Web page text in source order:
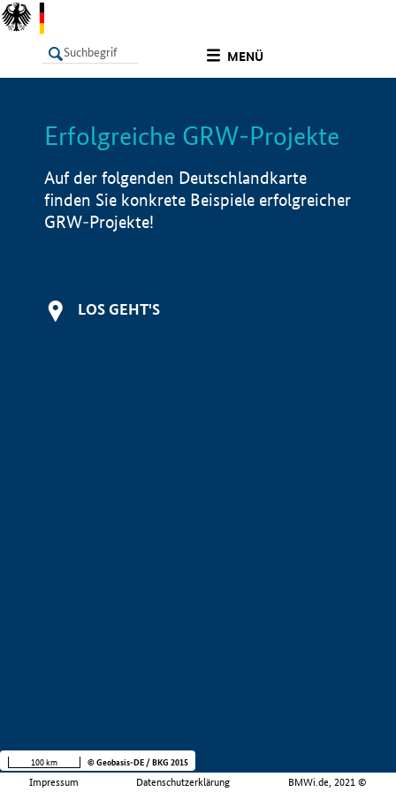
MENÜ
LISTE Info
Erfolgreiche GRW-Projekte
Auf der folgenden Deutschlandkarte
finden Sie konkrete Beispiele erfolgreicher
GRW-Projekte!
LOS GEHT'S
Impressum Datenschutzerklärung BMWi.de, 2021 ©
100 km © Geobasis-DE / BKG 2015